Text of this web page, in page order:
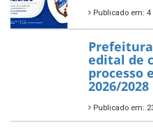
Publicado em:
edital de
processo
2026/2028
Publicado em: